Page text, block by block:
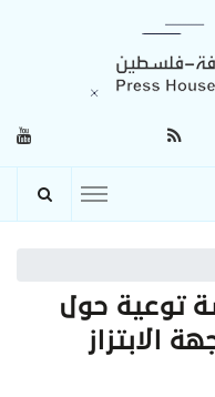
توعية حول
الابتزاز